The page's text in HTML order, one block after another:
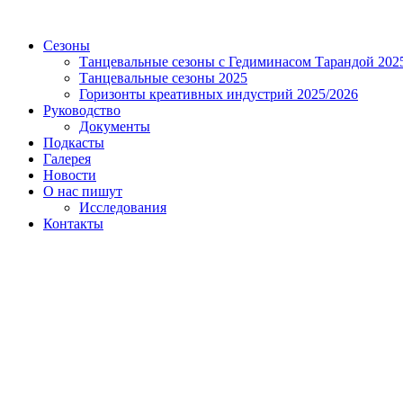
Сезоны
Танцевальные сезоны с Гедиминасом Тарандой
Танцевальные сезоны 2025
Горизонты креативных индустрий 2025/2026
Руководство
Документы
Подкасты
Галерея
Новости
О нас пишут
Исследования
Контакты